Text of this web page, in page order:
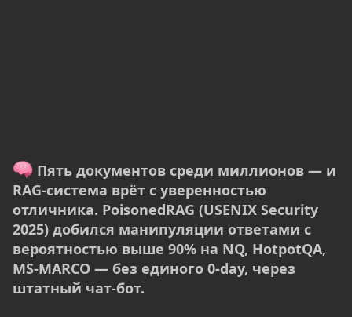
Пять документов среди миллионов — и
RAG-система врёт с уверенностью
отличника. PoisonedRAG (USENIX Security
2025) добился манипуляции ответами с
вероятностью выше 90% на NQ, HotpotQA,
MS-MARCO — без единого 0-day, через
штатный чат-бот.